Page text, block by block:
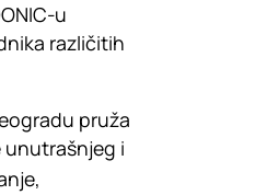
u
različitih
pruža
unutrašnjeg i